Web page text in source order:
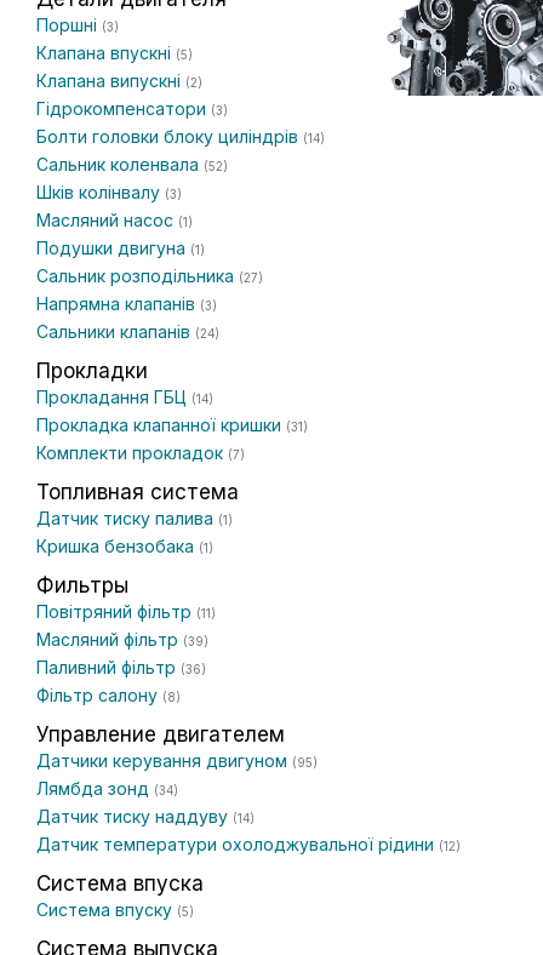
Поршні (3)
Клапана впускні (5)
Клапана випускні (2)
Гідрокомпенсатори (3)
Болти головки блоку циліндрів (14)
Сальник коленвала (52)
Шків колінвалу (3)
Масляний насос (1)
Подушки двигуна (1)
Сальник розподільника (27)
Напрямна клапанів (3)
Сальники клапанів (24)
Прокладки
Прокладання ГБЦ (14)
Прокладка клапанної кришки (31)
Комплекти прокладок (7)
Топливная система
Датчик тиску палива (1)
Кришка бензобака (1)
Фильтры
Повітряний фільтр (11)
Масляний фільтр (39)
Паливний фільтр (36)
Фільтр салону (8)
Управление двигателем
Датчики керування двигуном (95)
Лямбда зонд (34)
Датчик тиску наддуву (14)
Датчик температури охолоджувальної рідини (12)
Система впуска
Система впуску (5)
Система выпуска